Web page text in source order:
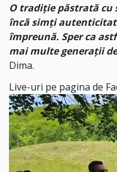
O tradiție păstrată cu
încă simți
împreună. Sper ca
mai multe generații
Dima.
Live-uri pe pagina de